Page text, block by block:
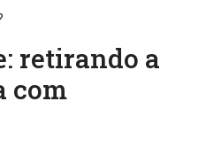
retirando a
com